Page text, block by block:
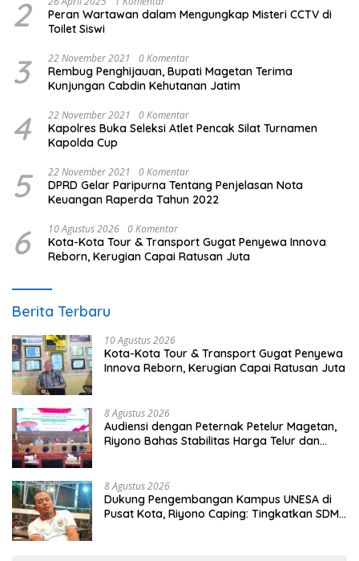
2
Peran Wartawan dalam Mengungkap Misteri CCTV di
Toilet Siswi
3 22 November 2021 0 Komentar
Rembug Penghijauan, Bupati Magetan Terima
Kunjungan Cabdin Kehutanan Jatim
4 22 November 2021 0 Komentar
Kapolres Buka Seleksi Atlet Pencak Silat Turnamen
Kapolda Cup
5 22 November 2021 0 Komentar
DPRD Gelar Paripurna Tentang Penjelasan Nota
Keuangan Raperda Tahun 2022
6 10 Agustus 2026 0 Komentar
Kota-Kota Tour & Transport Gugat Penyewa Innova
Reborn, Kerugian Capai Ratusan Juta
Berita Terbaru
10 Agustus 2026
Kota-Kota Tour & Transport Gugat Penyewa
Innova Reborn, Kerugian Capai Ratusan Juta
8 Agustus 2026
Audiensi dengan Peternak Petelur Magetan,
Riyono Bahas Stabilitas Harga Telur dan
8 Agustus 2026
Dukung Pengembangan Kampus UNESA di
Pusat Kota, Riyono Caping: Tingkatkan SDM